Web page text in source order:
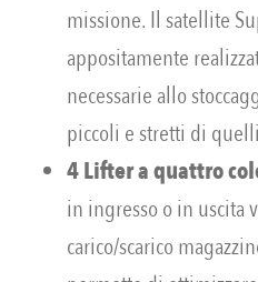
missione. Il satellite
appositamente
necessarie allo
piccoli e stretti di
4 Lifter a quattro
in ingresso o in uscita
carico/scarico